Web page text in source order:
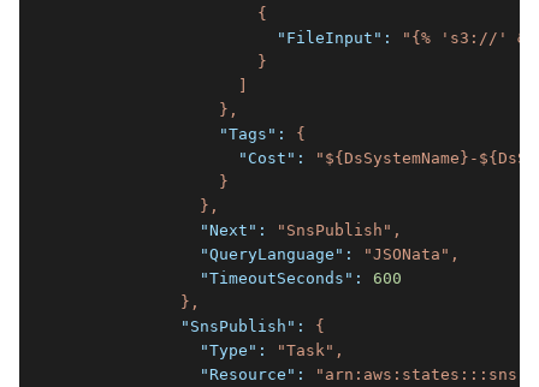
{
                      "FileInput":
"{% 's3://' &
}
]
},
                "Tags":
{
                  "Cost":
"${DsSystemName}-
}
},
              "Next":
"SnsPublish" ,
              "QueryLanguage":
"JSONata" ,
              "TimeoutSeconds":
600
},
            "SnsPublish":
{
              "Type":
"Task" ,
              "Resource":